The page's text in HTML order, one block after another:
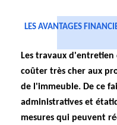
LES AVANTAGES
Les travaux
coûter très cher aux
de l'immeuble. De ce
administratives et
mesures qui peuvent